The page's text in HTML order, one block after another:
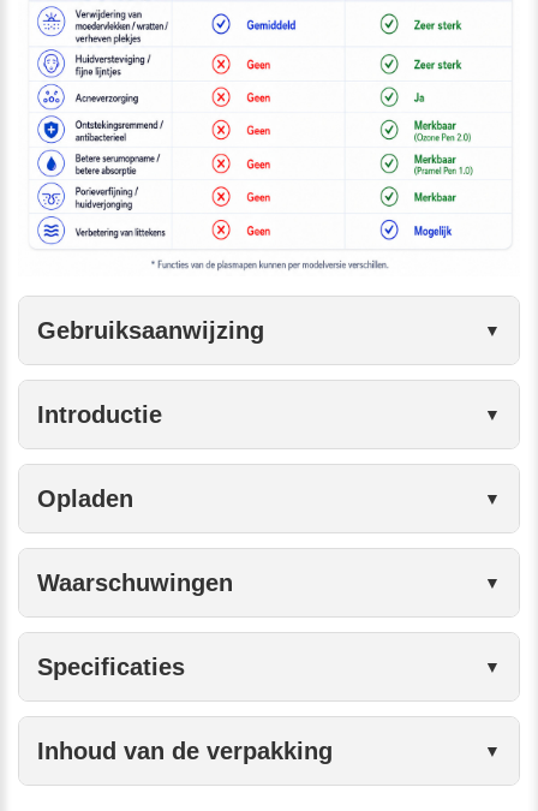
Gebruiksaanwijzing
Introductie
Opladen
Waarschuwingen
Specificaties
Inhoud van de verpakking